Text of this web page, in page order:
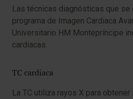
Las técnicas diagnósticas que se
programa de Imagen Cardiaca
Universitario HM Montepríncipe
cardiacas.
TC cardiaca
La TC utiliza rayos X para